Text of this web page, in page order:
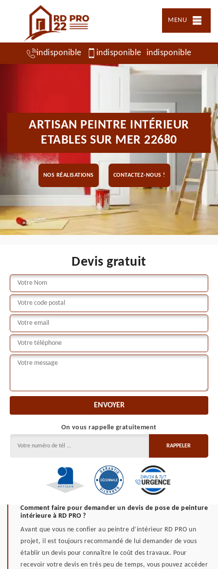
MENU
indisponible indisponible indisponible
ARTISAN PEINTRE INTÉRIEUR
ETABLES SUR MER 22680
NOS RÉALISATIONS CONTACTEZ-NOUS !
Devis gratuit
On vous rappelle gratuitement
Comment faire pour demander un devis de pose de peinture
intérieure à RD PRO ?
Avant que vous ne confier au peintre d’intérieur RD PRO un
projet, il est toujours recommandé de lui demander de vous
établir un devis pour connaître le coût des travaux. Pour
recevoir votre devis en très peu de temps, vous pouvez accéder